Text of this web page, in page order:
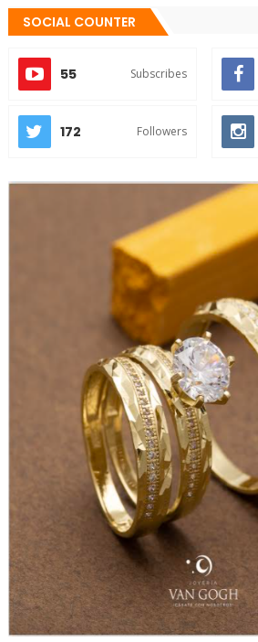
SOCIAL COUNTER
55 Subscribes
172 Followers